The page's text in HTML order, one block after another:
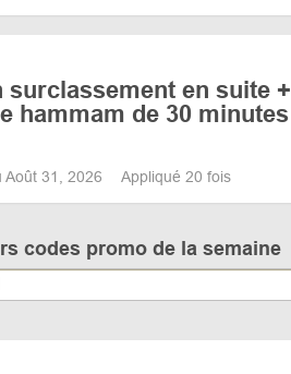
surclassement en suite +
hammam de 30 minutes
Août 31, 2026 Appliqué 20 fois
codes promo de la semaine